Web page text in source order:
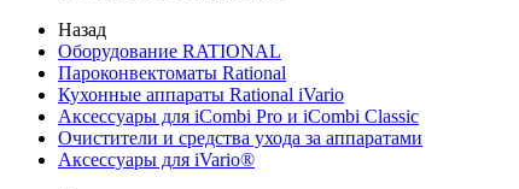
Назад
Оборудование RATIONAL
Пароконвектоматы Rational
Кухонные аппараты Rational iVario
Аксессуары для iCombi Pro и iCombi Classic
Очистители и средства ухода за аппаратами
Аксессуары для iVario®